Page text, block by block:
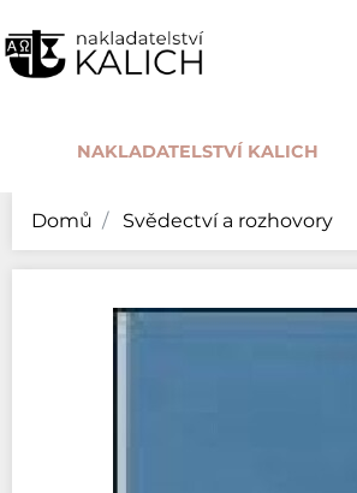
NAKLADATELSTVÍ KALICH
Domů Svědectví a rozhovory